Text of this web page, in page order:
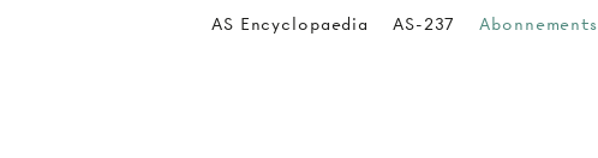
AS Encyclopaedia AS-237 Abonnements